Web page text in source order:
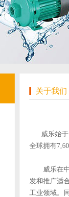
关于我们
威乐始
全球拥有
威乐在中
发和推广适
工业领域。